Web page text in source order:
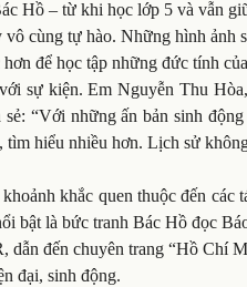
Hồ – từ khi học lớp 5 và vẫn
cùng tự hào. Những hình ảnh
để học tập những đức tính
sự kiện. Em Nguyễn Thu
“Với những ấn bản sinh
hiểu nhiều hơn. Lịch sử
khắc quen thuộc đến các
bật là bức tranh Bác Hồ đọc
đến chuyên trang “Hồ Chí
đại, sinh động.